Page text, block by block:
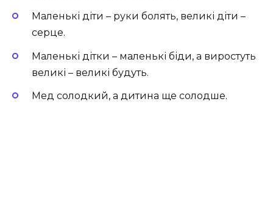
Маленькі діти – руки болять, великі діти –
серце.
Маленькі дітки – маленькі біди, а виростуть
великі – великі будуть.
Мед солодкий, а дитина ще солодше.